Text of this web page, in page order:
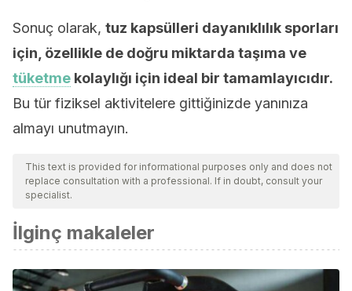
Sonuç olarak, tuz kapsülleri dayanıklılık sporları
için, özellikle de doğru miktarda taşıma ve
tüketme kolaylığı için ideal bir tamamlayıcıdır.
Bu tür fiziksel aktivitelere gittiğinizde yanınıza
almayı unutmayın.
This text is provided for informational purposes only and does not
replace consultation with a professional. If in doubt, consult your
specialist.
İlginç makaleler